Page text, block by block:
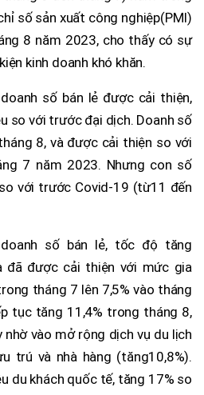
số sản xuất công nghiệp(PMI)
8 năm 2023, cho thấy có sự
kinh doanh khó khăn.
số bán lẻ được cải thiện,
so với trước đại dịch. Doanh số
8, và được cải thiện so với
7 năm 2023. Nhưng con số
với trước Covid-19 (từ11 đến
số bán lẻ, tốc độ tăng
đã được cải thiện với mức gia
tháng 7 lên 7,5% vào tháng
tục tăng 11,4% trong tháng 8,
nhờ vào mở rộng dịch vụ du lịch
trú và nhà hàng (tăng10,8%).
du khách quốc tế, tăng 17% so